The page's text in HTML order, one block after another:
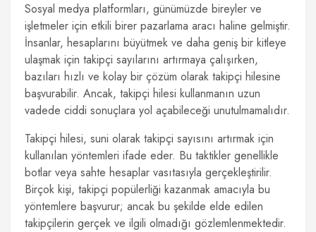
Sosyal medya platformları, günümüzde bireyler ve
işletmeler için etkili birer pazarlama aracı haline gelmiştir.
İnsanlar, hesaplarını büyütmek ve daha geniş bir kitleye
ulaşmak için takipçi sayılarını artırmaya çalışırken,
bazıları hızlı ve kolay bir çözüm olarak takipçi hilesine
başvurabilir. Ancak, takipçi hilesi kullanmanın uzun
vadede ciddi sonuçlara yol açabileceği unutulmamalıdır.
Takipçi hilesi, suni olarak takipçi sayısını artırmak için
kullanılan yöntemleri ifade eder. Bu taktikler genellikle
botlar veya sahte hesaplar vasıtasıyla gerçekleştirilir.
Birçok kişi, takipçi popülerliği kazanmak amacıyla bu
yöntemlere başvurur; ancak bu şekilde elde edilen
takipçilerin gerçek ve ilgili olmadığı gözlemlenmektedir.